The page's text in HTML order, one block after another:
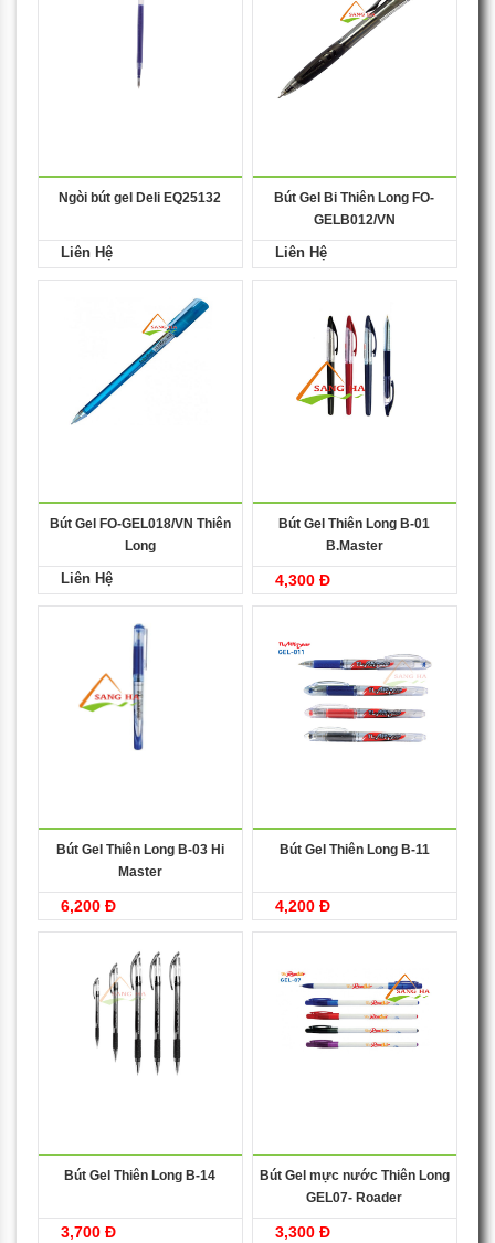
Ngòi bút gel Deli EQ25132
Liên Hệ
Bút Gel Bi Thiên Long FO-
GELB012/VN
Liên Hệ
Bút Gel FO-GEL018/VN Thiên
Long
Liên Hệ
Bút Gel Thiên Long B-01
B.Master
4,300 Đ
Bút Gel Thiên Long B-03 Hi
Master
6,200 Đ
Bút Gel Thiên Long B-11
4,200 Đ
Bút Gel Thiên Long B-14
3,700 Đ
Bút Gel mực nước Thiên Long
GEL07- Roader
3,300 Đ